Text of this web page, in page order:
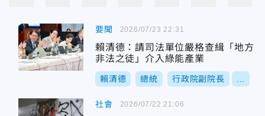
要聞
賴清德：請司法單位嚴格查緝「地方
非法之徒」介入綠能產業
賴清德 總統 行政院副院長
2026/07/23 22:31
社會 2026/07/22 21:06